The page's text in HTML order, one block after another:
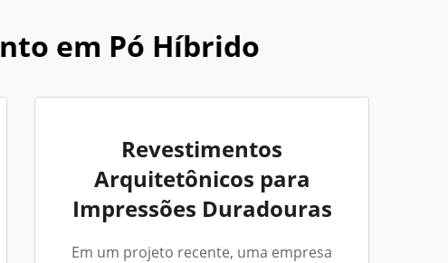
em Pó Híbrido
Revestimentos
Arquitetônicos para
Impressões Duradouras
Em um projeto recente, uma empresa